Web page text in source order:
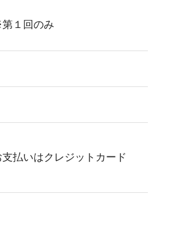
１回のみ
払いはクレジットカード